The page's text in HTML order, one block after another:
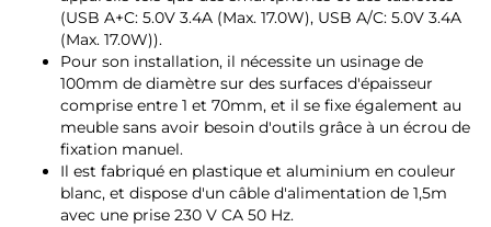
(USB A+C: 5.0V 3.4A (Max. 17.0W), USB A/C: 5.0V 3.4A
(Max. 17.0W)).
Pour son installation, il nécessite un usinage de
100mm de diamètre sur des surfaces d'épaisseur
comprise entre 1 et 70mm, et il se fixe également au
meuble sans avoir besoin d'outils grâce à un écrou de
fixation manuel.
Il est fabriqué en plastique et aluminium en couleur
blanc, et dispose d'un câble d'alimentation de 1,5m
avec une prise 230 V CA 50 Hz.